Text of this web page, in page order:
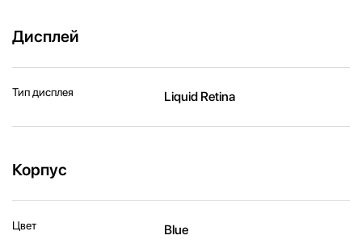
Дисплей
Тип дисплея Liquid Retina
Корпус
Цвет Blue